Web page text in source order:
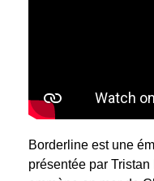
Borderline est une
présentée par